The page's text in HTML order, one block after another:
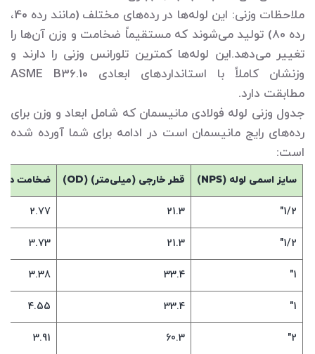
ملاحظات وزنی: این لوله‌ها در رده‌های مختلف (مانند رده 40،
رده 80) تولید می‌شوند که مستقیماً ضخامت و وزن آن‌ها را
تغییر می‌دهد.این لوله‌ها کمترین تلورانس وزنی را دارند و
وزنشان کاملاً با استانداردهای ابعادی ASME B36.10
مطابقت دارد.
جدول وزنی لوله فولادی مانیسمان که شامل ابعاد و وزن برای
رده‌های رایج مانیسمان است در ادامه برای شما آورده شده
است:
سایز اسمی لوله (NPS
) قطر خارجی (میلی‌متر) (OD
) ضخامت
1/2"
21.3
2.77
1/2"
21.3
3.73
1"
33.4
3.38
1"
33.4
4.55
2"
60.3
3.91